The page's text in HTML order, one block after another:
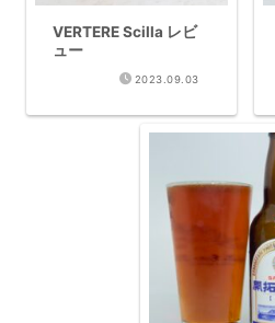
VERTERE Scilla レビ
ュー
2023.09.03